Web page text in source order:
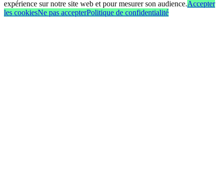
expérience sur notre site web et pour mesurer son audience.Accepter
les cookiesNe pas accepterPolitique de confidentialité